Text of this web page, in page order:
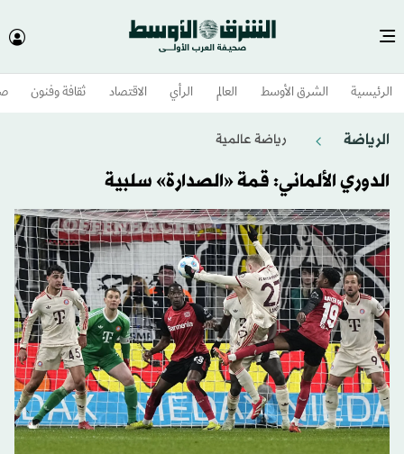
الرئيسية الشرق الأوسط​ العالم الرأي الاقتصاد ثقافة وفنون
الرياضة رياضة عالمية
الدوري الألماني: قمة «الصدارة» سلبية